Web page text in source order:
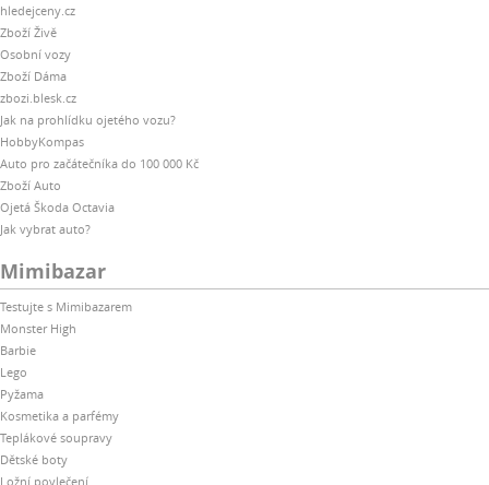
hledejceny.cz
Zboží Živě
Osobní vozy
Zboží Dáma
zbozi.blesk.cz
Jak na prohlídku ojetého vozu?
HobbyKompas
Auto pro začátečníka do 100 000 Kč
Zboží Auto
Ojetá Škoda Octavia
Jak vybrat auto?
Mimibazar
Testujte s Mimibazarem
Monster High
Barbie
Lego
Pyžama
Kosmetika a parfémy
Teplákové soupravy
Dětské boty
Ložní povlečení